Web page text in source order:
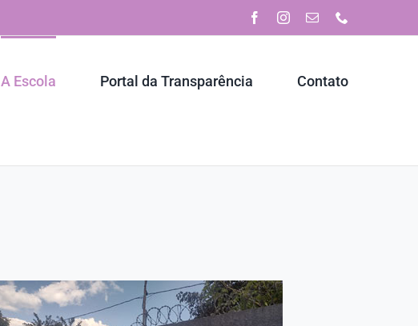
FacebookInstagram
E-
A Escola Portal da Transparência Contato